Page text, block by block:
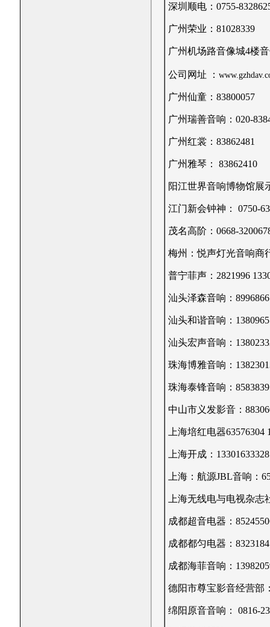
深圳顺电：0755-
广州荣业：81028339
广州机场路音像城4楼
公司网址 ：
广州仙童：83800057
广州瑞善音响：020-
广州红裳：83862481
广州雅琴： 83862410
阳江世界音响博物馆展
江门新会钟神： 0750-
茂名高阶：0668-
梅州：悦声灯光音响商
普宁菲声：2821996
汕头泽森音响：8996866
汕头和谐音响：
汕头宏声音响：
珠海博雅音响：
珠海泰锋音响：8583839
中山市义发影音：
上海培红电器63576304
上海开成：
上海：航源JBL音响：
上海无线电与电视杂
成都超音电器：
成都都匀电器：
成都海菲音响：
德阳市尊宝影音经营部
绵阳原音音响： 0816-